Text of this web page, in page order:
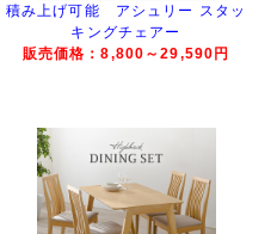
積み上げ可能 アシュリー スタッ
キングチェアー
販売価格：8,800～29,590円